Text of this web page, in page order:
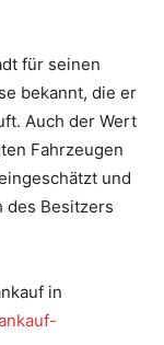
für seinen
bekannt, die er
Auch der Wert
Fahrzeugen
und
des Besitzers
in